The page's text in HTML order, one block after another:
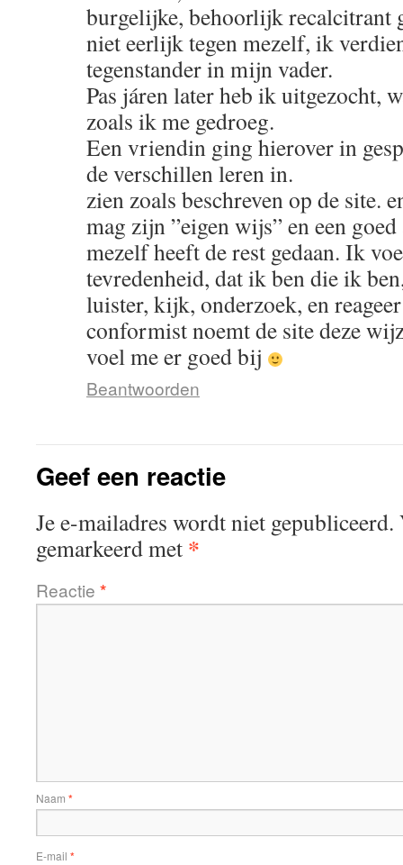
burgelijke, behoorlijk recalcitrant
niet eerlijk tegen mezelf, ik
tegenstander in mijn vader.
Pas járen later heb ik uitgezocht,
zoals ik me gedroeg.
Een vriendin ging hierover in
de verschillen leren in.
zien zoals beschreven op de site.
mag zijn ”eigen wijs” en een
mezelf heeft de rest gedaan. Ik
tevredenheid, dat ik ben die ik
luister, kijk, onderzoek, en
conformist noemt de site deze
voel me er goed bij
Beantwoorden
Geef een reactie
Je e-mailadres wordt niet gepubliceerd.
gemarkeerd met *
Reactie *
Naam *
E-mail *